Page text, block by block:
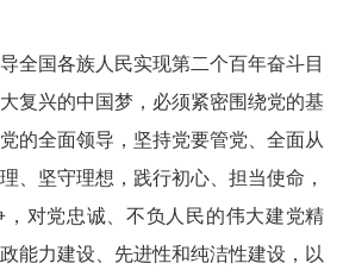
全国各族人民实现第二个百年奋斗目
复兴的中国梦，必须紧密围绕党的基
的全面领导，坚持党要管党、全面从
、坚守理想，践行初心、担当使命，
对党忠诚、不负人民的伟大建党精
能力建设、先进性和纯洁性建设，以